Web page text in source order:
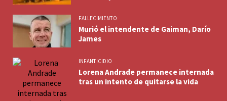
FALLECIMIENTO
Murió el intendente de Gaiman, Darío
James
INFANTICIDIO
Lorena Andrade permanece internada
tras un intento de quitarse la vida